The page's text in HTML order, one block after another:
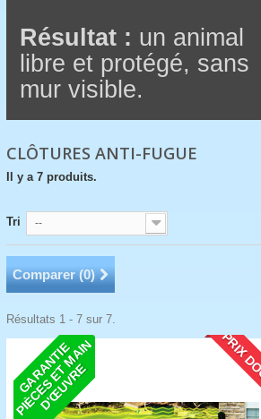
Résultat : un animal
libre et protégé, sans
mur visible.
CLÔTURES ANTI-FUGUE
Il y a 7 produits.
Tri --
Comparer (0)
Résultats 1 - 7 sur 7.
G
A
R
A
N
T
I
E
P
I
È
C
E
S
E
T
M
A
I
N
D
'
Œ
U
V
R
E PRIX